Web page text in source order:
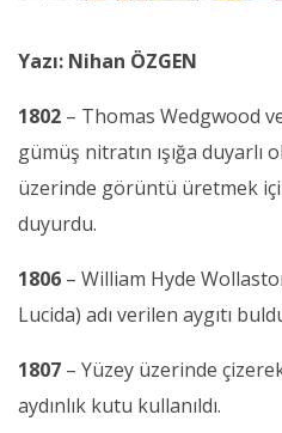
Yazı: Nihan ÖZGEN
1802 – Thomas Wedgwood
gümüş nitratın ışığa duyarlı
üzerinde görüntü üretmek
duyurdu.
1806 – William Hyde
Lucida) adı verilen aygıtı
1807 – Yüzey üzerinde
aydınlık kutu kullanıldı.